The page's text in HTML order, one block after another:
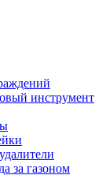
инструмент
за газоном